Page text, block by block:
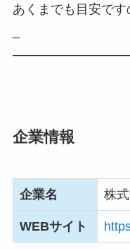
あくまでも目安です
企業情報
企業名 株
WEBサイト